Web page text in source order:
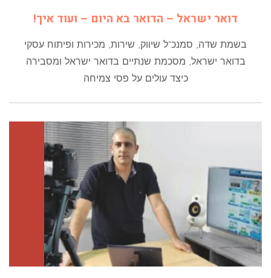
דואר ישראל – הדואר בא היום – ועוד איך!
בשמת שדה, סמנכ"ל שיווק, שירות, מכירות ופיתוח עסקי
בדואר ישראל, מסכמת שנתיים בדואר ישראל ומסבירה
כיצד עולים על פסי צמיחה